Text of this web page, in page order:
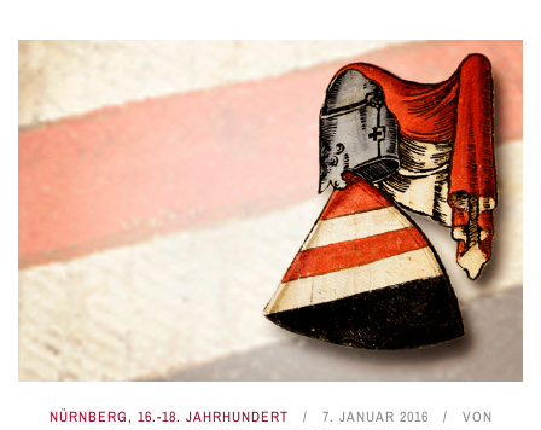
NÜRNBERG, 16.-18. JAHRHUNDERT 7. JANUAR 2016
VON